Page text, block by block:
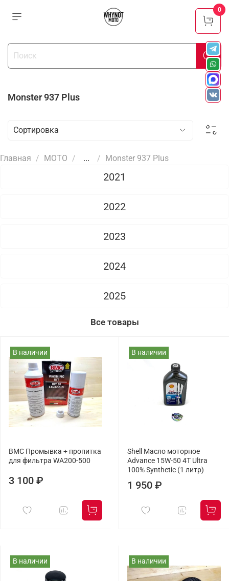
Monster 937 Plus
Главная МОТО ... Monster 937 Plus
2021
2022
2023
2024
2025
Все товары
В наличии
BMC Промывка + пропитка
для фильтра WA200-500
3 100 ₽
В наличии
Shell Масло моторное
Advance 15W-50 4T Ultra
100% Synthetic (1 литр)
1 950 ₽
В наличии В наличии
0